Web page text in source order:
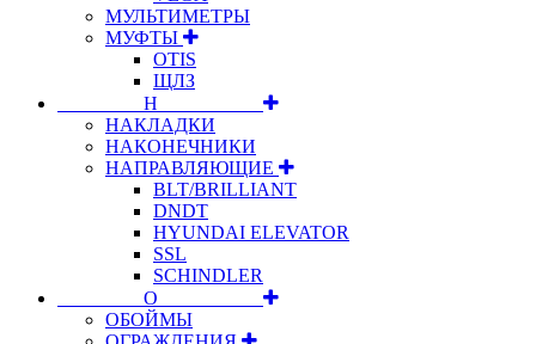
МУЛЬТИМЕТРЫ
МУФТЫ
OTIS
ЩЛЗ
⠀⠀⠀⠀⠀⠀Н⠀⠀⠀⠀⠀⠀⠀
НАКЛАДКИ
НАКОНЕЧНИКИ
НАПРАВЛЯЮЩИЕ
BLT/BRILLIANT
DNDT
HYUNDAI ELEVATOR
SSL
SCHINDLER
⠀⠀⠀⠀⠀⠀О⠀⠀⠀⠀⠀⠀⠀
ОБОЙМЫ